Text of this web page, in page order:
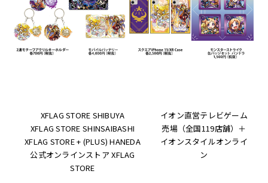
XFLAG STORE SHIBUYA
XFLAG STORE SHINSAIBASHI
XFLAG STORE + (PLUS) HANEDA
公式オンラインストア XFLAG
STORE
イオン直営テレビゲーム
売場（全国119店舗）＋
イオンスタイルオンライ
ン